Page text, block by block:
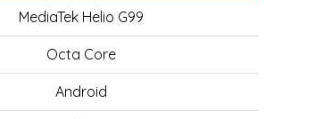
MediaTek Helio G99
Octa Core
Android